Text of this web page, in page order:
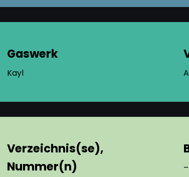
Gaswerk
Kayl
Verzeichnis(se),
Nummer(n)
–